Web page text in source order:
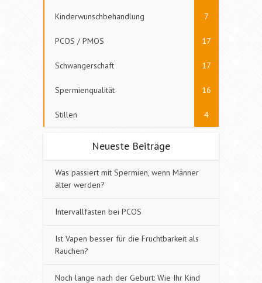
Kinderwunschbehandlung 7
PCOS / PMOS 17
Schwangerschaft 17
Spermienqualität 16
Stillen 4
Neueste Beiträge
Was passiert mit Spermien, wenn Männer
älter werden?
Intervallfasten bei PCOS
Ist Vapen besser für die Fruchtbarkeit als
Rauchen?
Noch lange nach der Geburt: Wie Ihr Kind